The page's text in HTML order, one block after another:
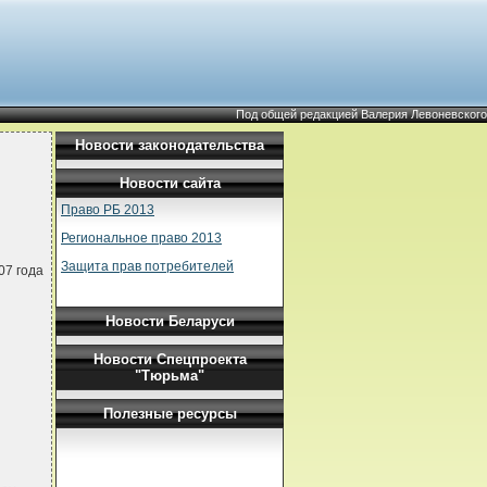
Под общей редакцией Валерия Левоневского
года
Новости законодательства
Новости сайта
Право РБ 2013
Региональное право 2013
Защита прав потребителей
Новости Беларуси
Новости Спецпроекта
"Тюрьма"
Полезные ресурсы